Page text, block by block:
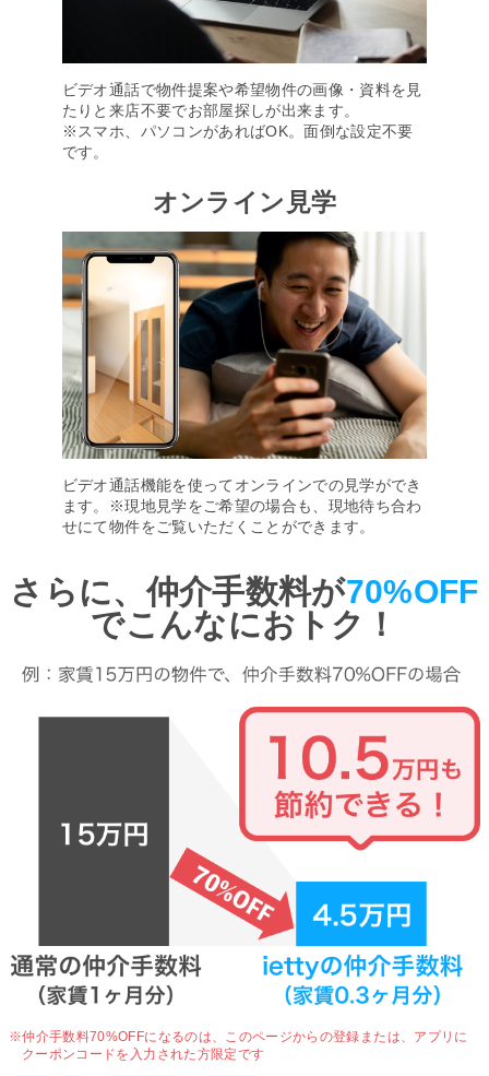
ビデオ通話で物件提案や希望物件の画像・資料を見
たりと来店不要でお部屋探しが出来ます。
※スマホ、パソコンがあればOK。面倒な設定不要
です。
オンライン見学
ビデオ通話機能を使ってオンラインでの見学ができ
ます。※現地見学をご希望の場合も、現地待ち合わ
せにて物件をご覧いただくことができます。
さらに、仲介手数料が70%OFF
でこんなにおトク！
※仲介手数料70%OFFになるのは、 このページからの登録または、アプリに
クーポンコードを入力された方限定です